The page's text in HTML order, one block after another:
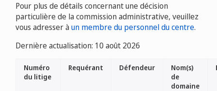
Pour plus de détails concernant une décision
particulière de la commission administrative, veuillez
vous adresser àun membre du personnel du centre.
Dernière actualisation: 10 août 2026
Numéro
du litige
Requérant Défendeur
Nom(s)
de
domaine